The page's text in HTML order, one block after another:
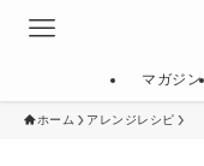
マガジン
ホーム アレンジレシピ